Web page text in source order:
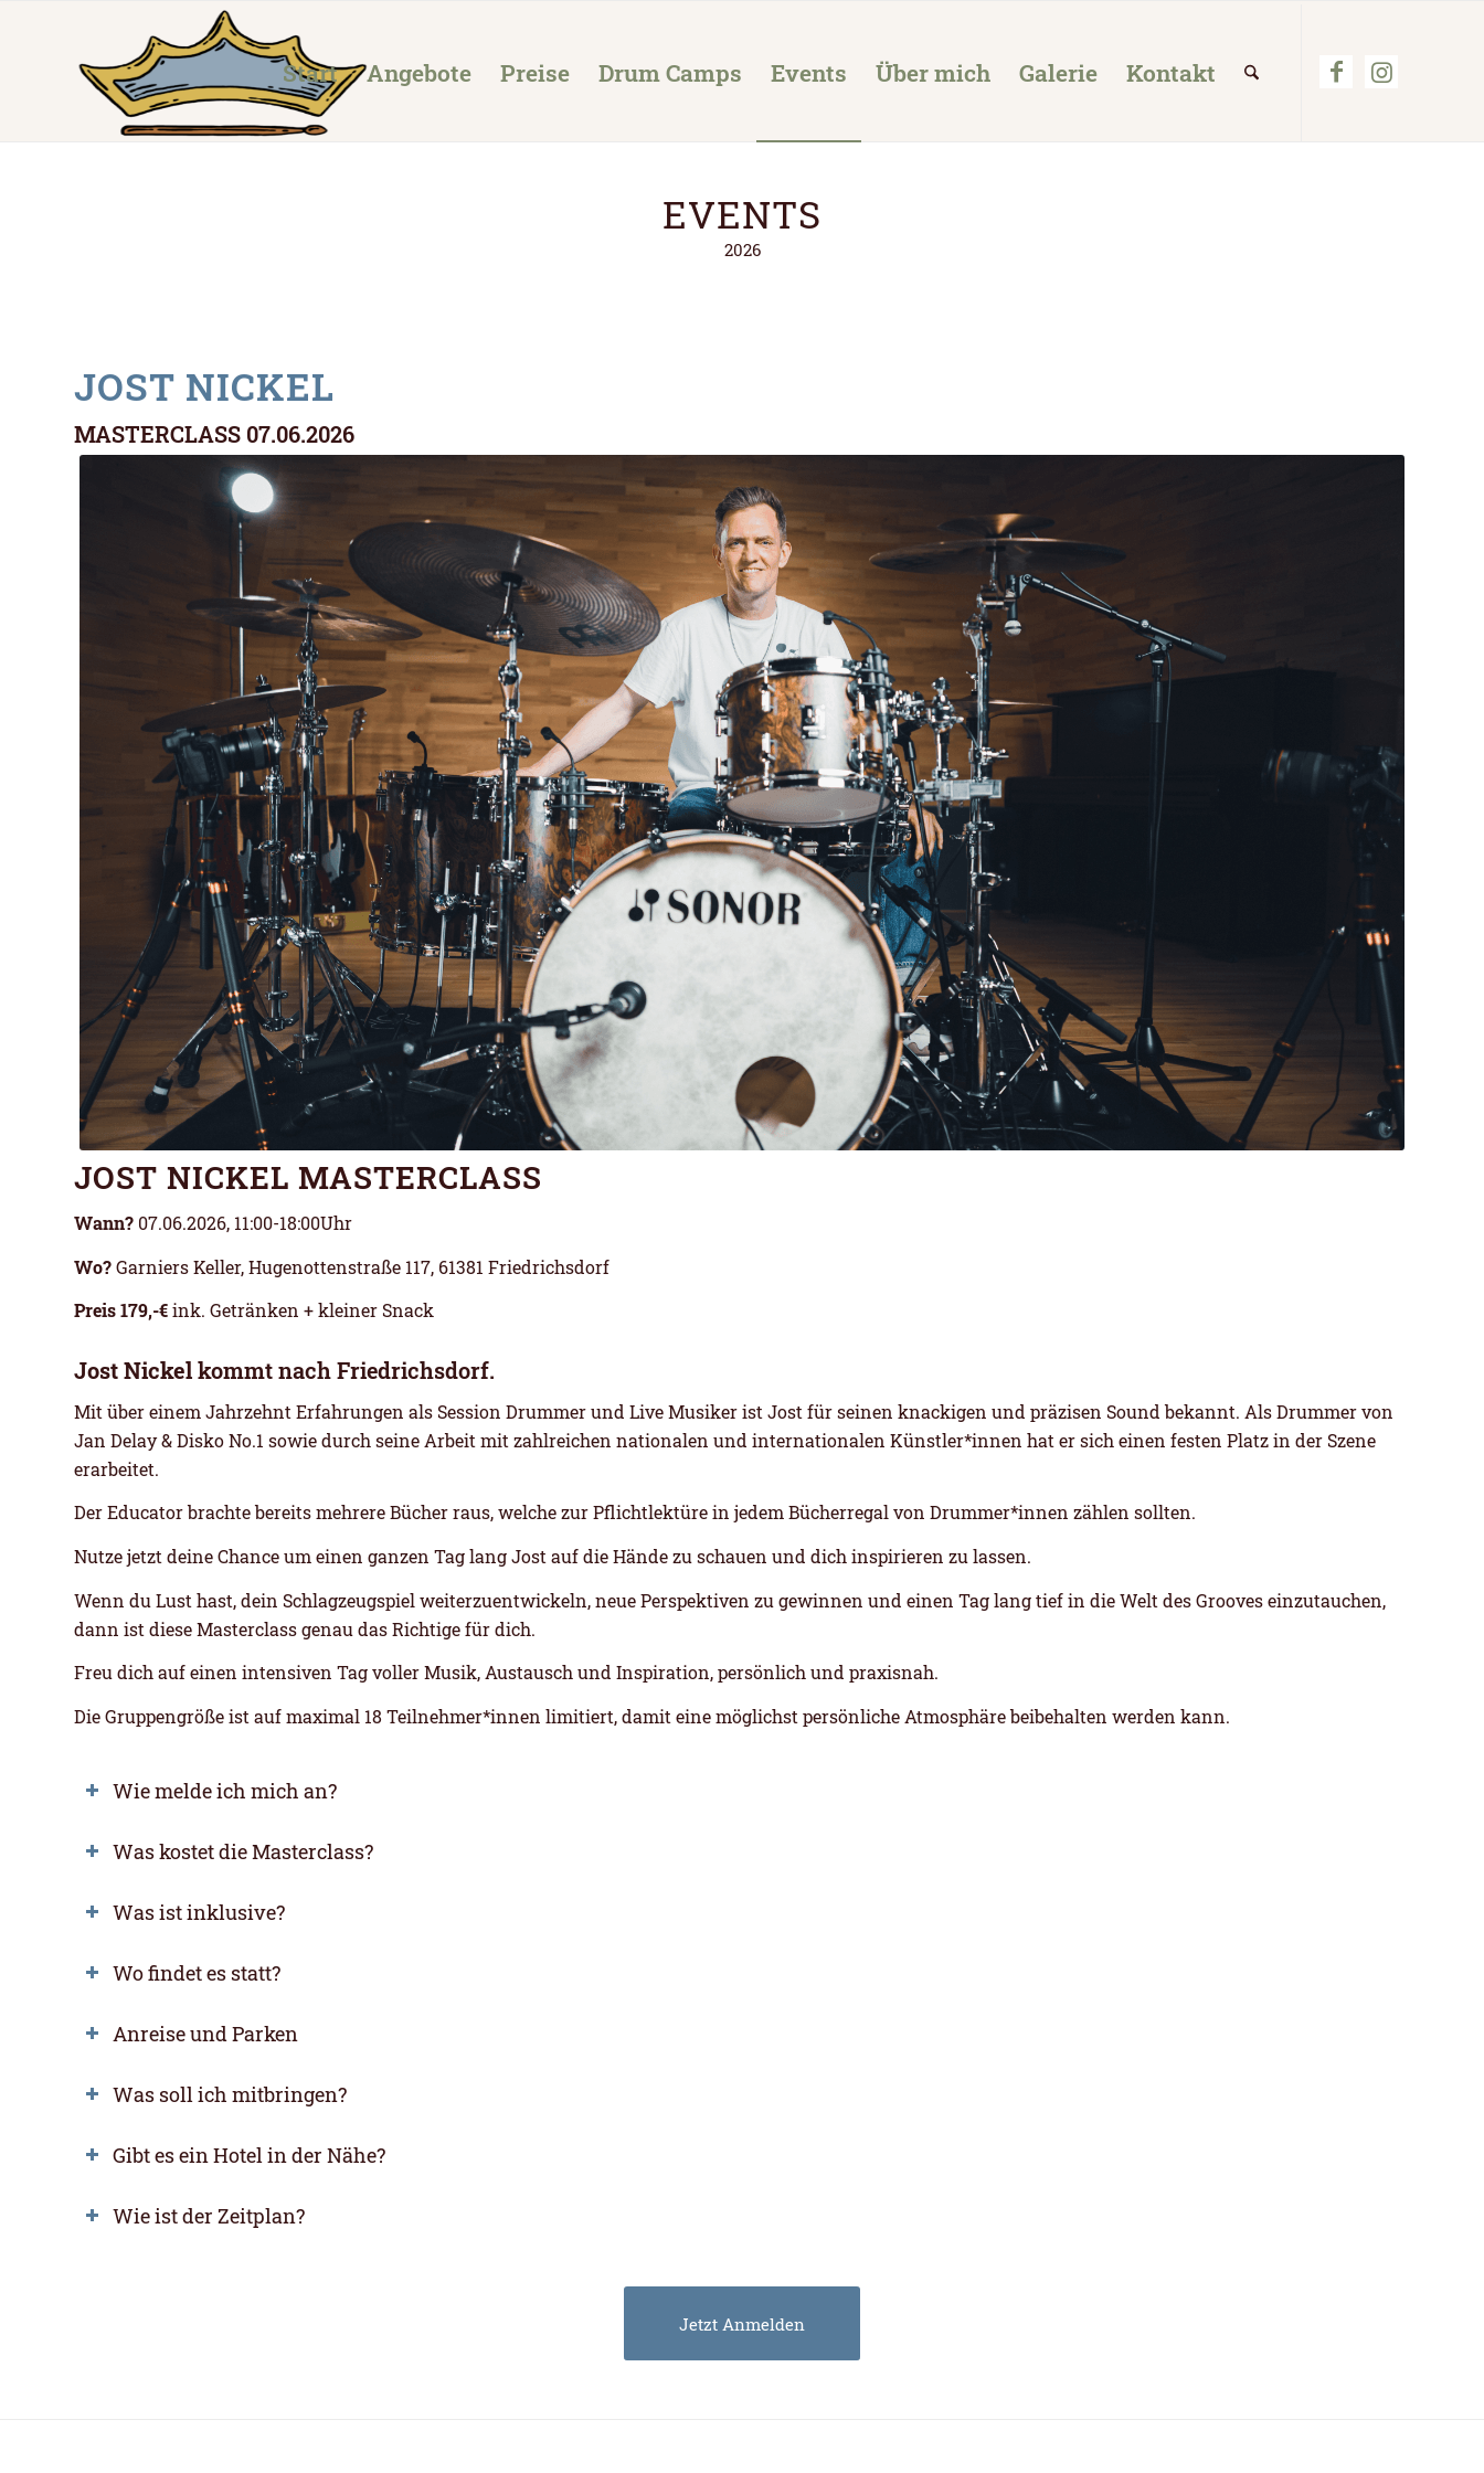
Start Angebote Preise Drum Camps Events Über mich Galerie Kontakt
EVENTS
2026
JOST NICKEL
MASTERCLASS 07.06.2026
JOST NICKEL MASTERCLASS
Wann? 07.06.2026, 11:00-18:00Uhr
Wo?Garniers Keller, Hugenottenstraße 117, 61381 Friedrichsdorf
Preis 179,-€ink. Getränken + kleiner Snack
Jost Nickelkommt nach Friedrichsdorf.
Mit über einem Jahrzehnt Erfahrungen als Session Drummer und Live Musiker ist Jost für seinen knackigen und präzisen Sound bekannt. Als Drummer von
Jan Delay& Disko No.1 sowie durch seine Arbeit mit zahlreichen nationalen und internationalen Künstler*innen hat er sich einen festen Platz in der Szene
erarbeitet.
Der Educator brachte bereits mehrere Bücher raus, welche zur Pflichtlektüre in jedem Bücherregal von Drummer*innen zählen sollten.
Nutze jetzt deine Chance um einen ganzen Tag lang Jost auf die Hände zu schauen und dich inspirieren zu lassen.
Wenn du Lust hast, dein Schlagzeugspiel weiterzuentwickeln, neue Perspektiven zu gewinnen und einen Tag lang tief in die Welt des Grooves einzutauchen,
dann ist diese Masterclass genau das Richtige für dich.
Freu dich auf einen intensiven Tag voller Musik, Austausch und Inspiration, persönlich und praxisnah.
Die Gruppengröße ist auf maximal 18 Teilnehmer*innen limitiert, damit eine möglichst persönliche Atmosphäre beibehalten werden kann.
Wie melde ich mich an?
Was kostet die Masterclass?
Was ist inklusive?
Wo findet es statt?
Anreise und Parken
Was soll ich mitbringen?
Gibt es ein Hotel in der Nähe?
Wie ist der Zeitplan?
Jetzt Anmelden